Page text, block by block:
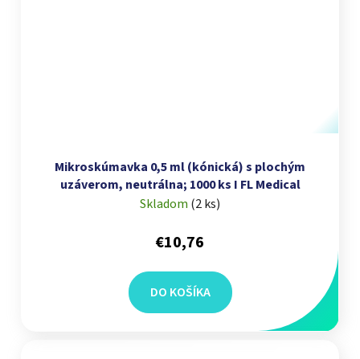
Mikroskúmavka 0,5 ml (kónická) s plochým
uzáverom, neutrálna; 1000 ks I FL Medical
Skladom (2 ks)
€10,76
DO KOŠÍKA